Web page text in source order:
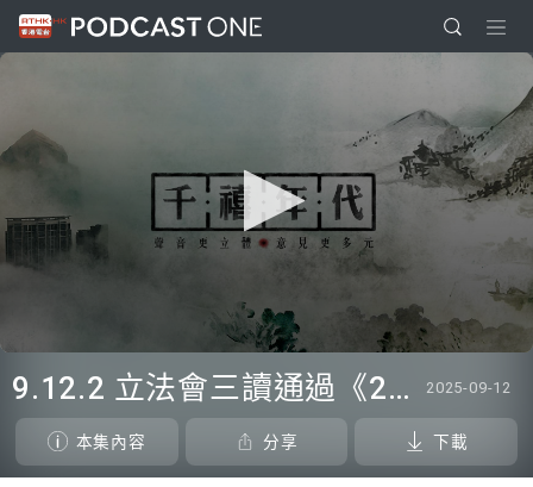
seconds
of
seconds
9.12.2 立法會三讀通過《2025年控煙法例(修訂)條例草案》 2025-09-12
本集內容 分享 下載